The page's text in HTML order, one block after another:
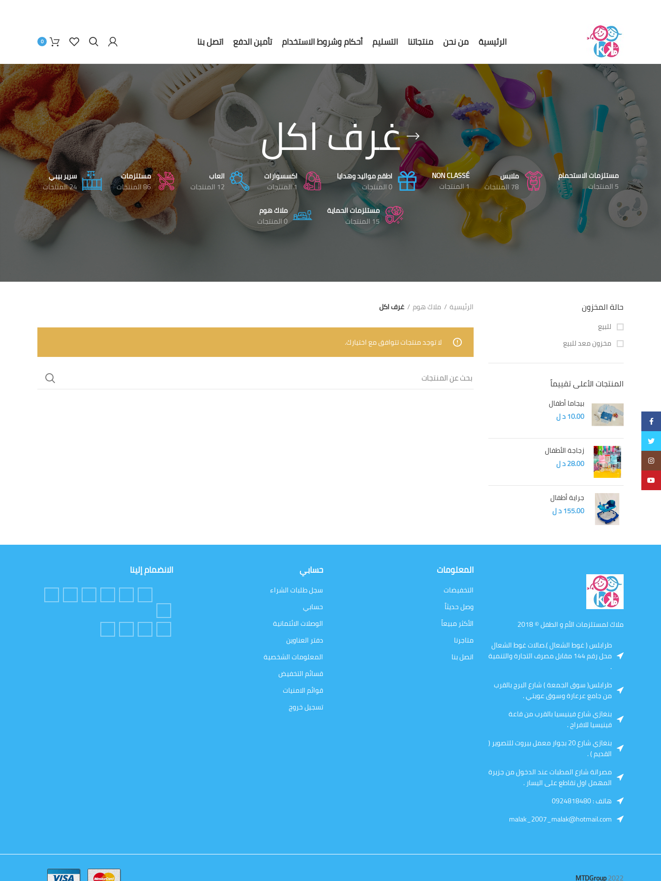
الرئيسية من نحن منتجاتنا التسليم أحكام وشروط الاستخدام تأمين الدفع اتصل بنا 0
غرف اكل
مستلزمات الاستحمام
5 المنتجات
ملابس
78 المنتجات
NON CLASSÉ
1 المنتجات
اطقم مواليد وهدايا
0 المنتجات
اكسسوارات
1 المنتجات
العاب
12 المنتجات
مستلزمات
86 المنتجات
سرير بيبي
24 المنتجات
مستلزمات الحماية
15 المنتجات
ملاك هوم
0 المنتجات
حالة المخزون
للبيع
مخزون معد للبيع
المنتجات الأعلى تقييماً
بيجاما أطفال
10.00د ل
زجاجة الأطفال
28.00د ل
جراية أطفال
155.00د ل
الرئيسية ملاك هوم غرف اكل
لا توجد منتجات تتوافق مع اختيارك.
ملاك لمستلزمات الأم و الطفل © 2018
طرابلس ( غوط الشعال ).صالات غوط الشعال
محل رقم 144 مقابل مصرف التجارة والتنمية
.
طرابلس( سوق الجمعة ) شارع البرج بالقرب
من جامع عرعارة وسوق عويتي .
بنغازي شارع فينيسيا بالقرب من قاعة
فينيسيا للافراح .
بنغازي شارع 20 بجوار معمل بيروت للتصوير (
القديم ) .
مصراتة شارع المطبات عند الدخول من جزيرة
المهمل اول تقاطع على اليسار .
هاتف : 0924818480
malak_2007_malak@hotmail.com
المعلومات
التخفيضات
وصل حديثاً
الأكثر مبيعاً
متاجرنا
اتصل بنا
حسابي
سجل طلبات الشراء
حسابي
الوصلات الائتمانية
دفتر العناوين
المعلومات الشخصية
قسائم التخفيض
قوائم الامنيات
تسجيل خروج
الانضمام إلينا
MTDGroup2022
Facebook
Twitter
Instagram
YouTube